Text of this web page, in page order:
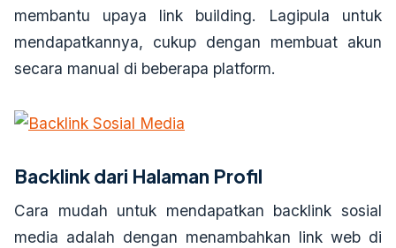
membantu upaya link building. Lagipula untuk
mendapatkannya, cukup dengan membuat akun
secara manual di beberapa platform.
Backlink dari Halaman Profil
Cara mudah untuk mendapatkan backlink sosial
media adalah dengan menambahkan link web di